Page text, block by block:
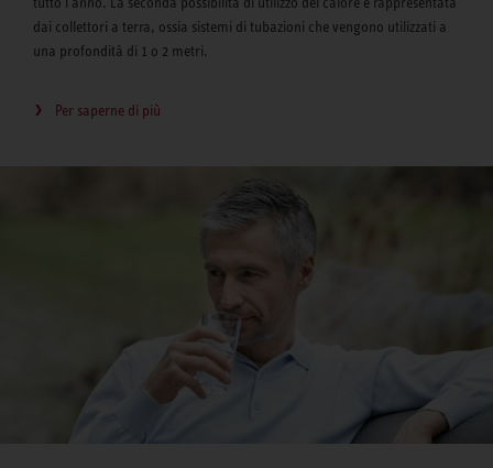
dai collettori a terra, ossia sistemi di tubazioni che vengono utilizzati a
una profondità di 1 o 2 metri.
Per saperne di più